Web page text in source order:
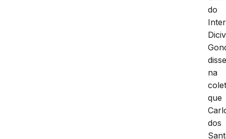
do
na
que
dos